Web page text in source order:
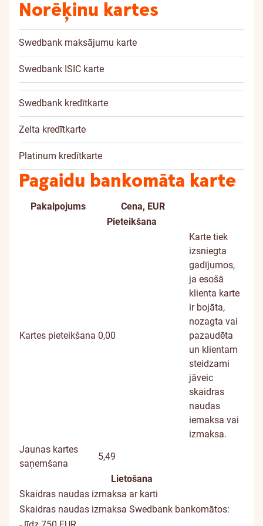
Norēķinu kartes
Swedbank maksājumu karte
Swedbank ISIC karte
Swedbank kredītkarte
Zelta kredītkarte
Platinum kredītkarte
Pagaidu bankomāta karte
Pakalpojums Cena, EUR
Pieteikšana
Kartes pieteikšana 0,00
Karte tiek
izsniegta
gadījumos,
ja esošā
klienta karte
ir bojāta,
nozagta vai
pazaudēta
un klientam
steidzami
jāveic
skaidras
naudas
iemaksa vai
izmaksa.
Jaunas kartes
saņemšana
5,49
Lietošana
Skaidras naudas izmaksa ar karti
Skaidras naudas izmaksa Swedbank bankomātos: